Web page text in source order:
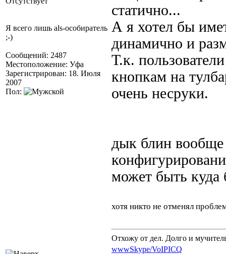
Я всего лишь als-особиратель
;-)
Сообщений: 2487
Местоположение: Уфа
Зарегистрирован: 18. Июля
2007
Пол:
статично...
А я хотел бы
динамично и
Т.к.
кнопкам на
очень несруки.
дык блин вообще
может быть куда
хотя никто не отменял
Отхожу от дел. Долго и
wwwSkype/VoIPICQ